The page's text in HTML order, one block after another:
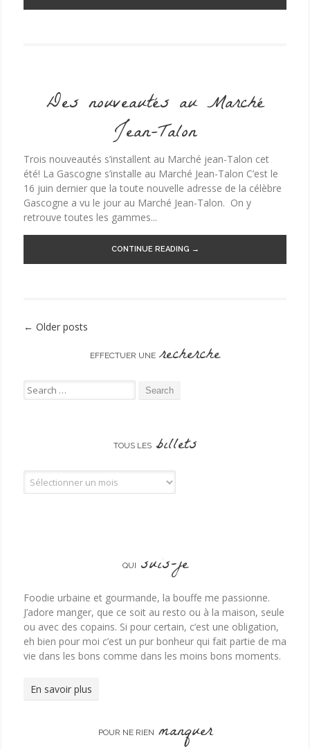
Des nouveautés au Marché
Jean-Talon
Trois nouveautés s’installent au Marché jean-Talon cet
été! La Gascogne s’installe au Marché Jean-Talon C’est le
16 juin dernier que la toute nouvelle adresse de la célèbre
Gascogne a vu le jour au Marché Jean-Talon. On y
retrouve toutes les gammes...
CONTINUE READING →
Post navigation
← Older posts
EFFECTUER UNE recherche
Search for:
TOUS LES billets
Tous les billets
QUI suis-je
Foodie urbaine et gourmande, la bouffe me passionne.
J’adore manger, que ce soit au resto ou à la maison, seule
ou avec des copains. Si pour certain, c’est une obligation,
eh bien pour moi c’est un pur bonheur qui fait partie de ma
vie dans les bons comme dans les moins bons moments.
En savoir plus
POUR NE RIEN manquer